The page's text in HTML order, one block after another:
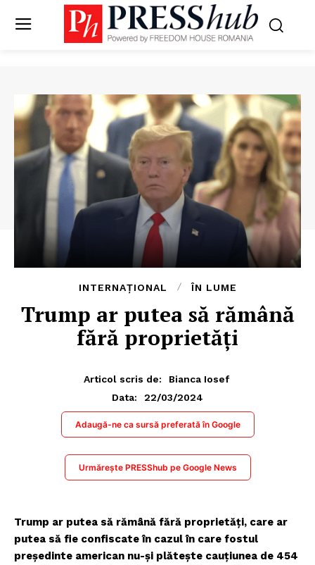
INTERNAȚIONAL ÎN LUME
Trump ar putea să rămână
fără proprietăți
Articol scris de:
Bianca Iosef
Data:
22/03/2024
Adaugă-ne ca sursă preferată în Google
Urmărește PRESShub pe Google News
Trump ar putea să rămână fără proprietăți, care ar
putea să fie confiscate în cazul în care fostul
președinte american nu-și plătește cauțiunea de 454